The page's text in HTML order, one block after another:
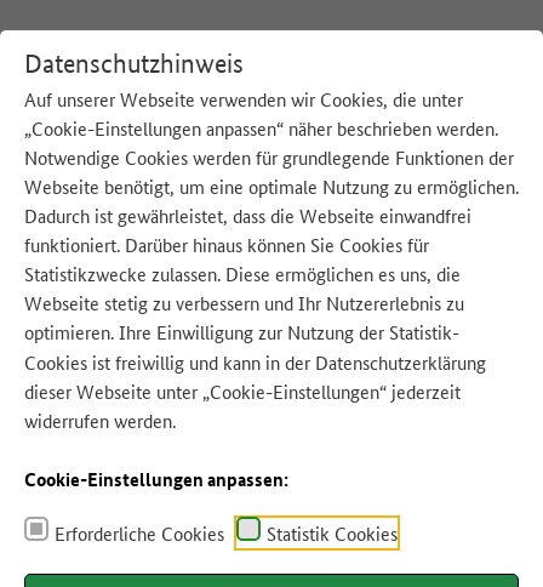
Datenschutzhinweis
Auf unserer Webseite verwenden wir Cookies, die unter
„Cookie-Einstellungen anpassen“ näher beschrieben werden.
Notwendige Cookies werden für grundlegende Funktionen der
Webseite benötigt, um eine optimale Nutzung zu ermöglichen.
Dadurch ist gewährleistet, dass die Webseite einwandfrei
funktioniert. Darüber hinaus können Sie Cookies für
Statistikzwecke zulassen. Diese ermöglichen es uns, die
Webseite stetig zu verbessern und Ihr Nutzererlebnis zu
optimieren. Ihre Einwilligung zur Nutzung der Statistik-
Cookies ist freiwillig und kann in der Datenschutzerklärung
dieser Webseite unter „Cookie-Einstellungen“ jederzeit
widerrufen werden.
Cookie-Einstellungen anpassen:
Erforderliche Cookies Statistik Cookies
:Startseite Blog